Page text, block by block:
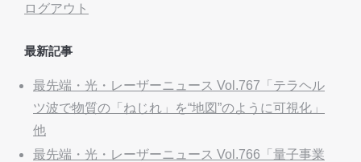
ログアウト
最新記事
最先端・光・レーザーニュース Vol.767「テラヘル
ツ波で物質の「ねじれ」を“地図”のように可視化」
他
最先端・光・レーザーニュース Vol.766「量子事業